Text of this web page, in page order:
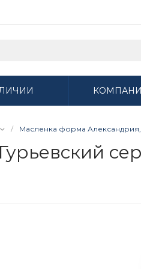
/ Масленка форма Александрия,